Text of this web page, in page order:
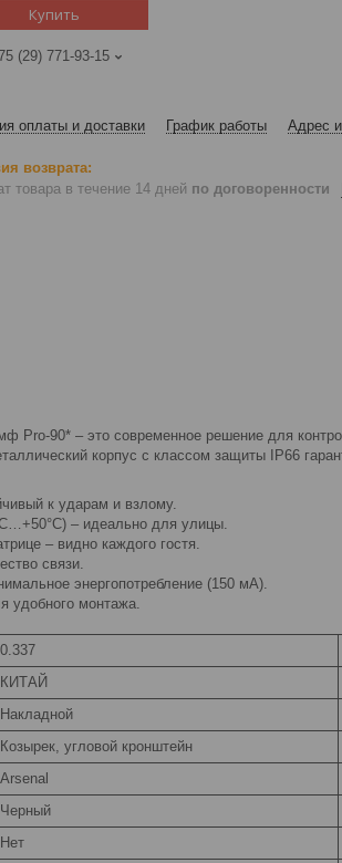
Купить
(29) 771-93-15
оплаты и доставки График работы Адрес
товара в течение 14 дней по договоренности
Pro-90* – это современное решение для
корпус с классом защиты IP66
к ударам и взлому.
– идеально для улицы.
– видно каждого гостя.
связи.
энергопотребление (150 мА).
удобного монтажа.
0.337
КИТАЙ
Накладной
Козырек, угловой кронштейн
Arsenal
Черный
Нет